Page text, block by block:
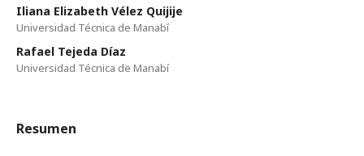
Iliana Elizabeth Vélez Quijije
Universidad Técnica de Manabí
Rafael Tejeda Díaz
Universidad Técnica de Manabí
Resumen